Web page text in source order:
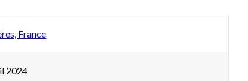
France
2024